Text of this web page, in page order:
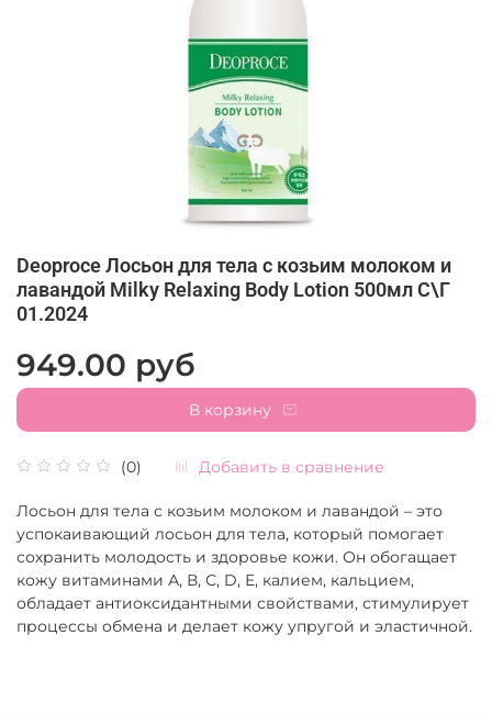
Deoproce Лосьон для тела с козьим молоком и
лавандой Milky Relaxing Body Lotion 500мл С\Г
01.2024
(0) Добавить в сравнение
949.00 руб
В корзину
Лосьон для тела с козьим молоком и лавандой – это
успокаивающий лосьон для тела, который помогает
сохранить молодость и здоровье кожи. Он обогащает
кожу витаминами А, В, С, D, Е, калием, кальцием,
обладает антиоксидантными свойствами, стимулирует
процессы обмена и делает кожу упругой и эластичной.